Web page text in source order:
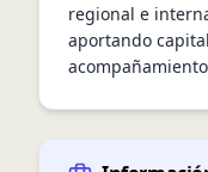
regional e
aportando